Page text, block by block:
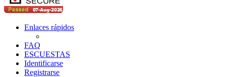
Enlaces rápidos
FAQ
ESCUESTAS
Identificarse
Registrarse